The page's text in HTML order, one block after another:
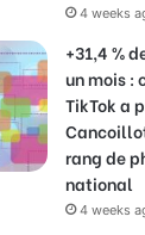
4 weeks
+31,4 %
un mois :
TikTok a
rang de
national
4 weeks